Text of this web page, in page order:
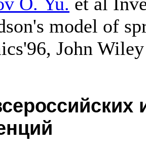
model of
John